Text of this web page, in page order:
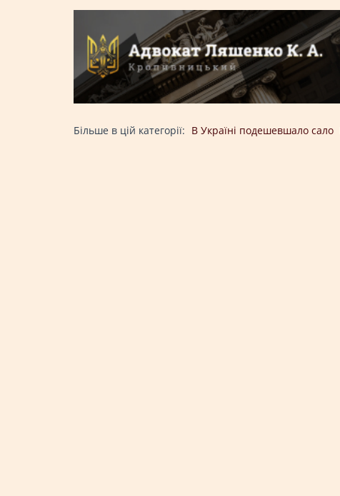
Більше в цій категорії: В Україні подешевшало сало